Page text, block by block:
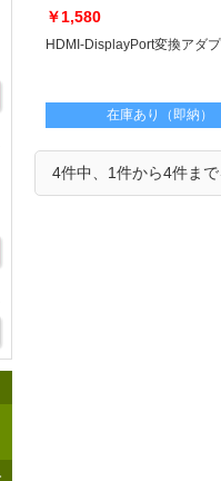
￥1,580
HDMI-DisplayPort変換アダ
在庫あり（即納）
4件中、1件から4件ま